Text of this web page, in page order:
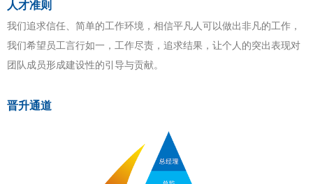
人才准则
我们追求信任、简单的工作环境，相信平凡人可以做出非凡的工作，
我们希望员工言行如一，工作尽责，追求结果，让个人的突出表现对
团队成员形成建设性的引导与贡献。
晋升通道